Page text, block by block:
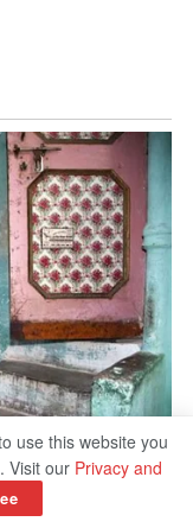
use this website you
Visit our Privacy and